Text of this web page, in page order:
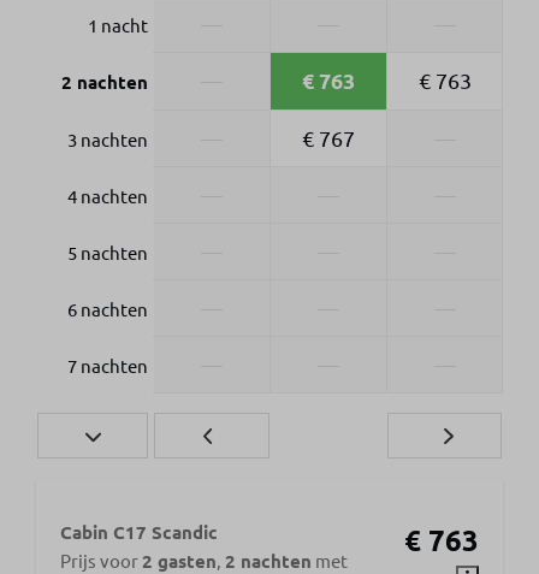
1 nacht
2 nachten € 763 € 763
3 nachten € 767
4 nachten
5 nachten
6 nachten
7 nachten
€ 763
Cabin C17 Scandic
Prijs voor2 gasten, 2 nachten met